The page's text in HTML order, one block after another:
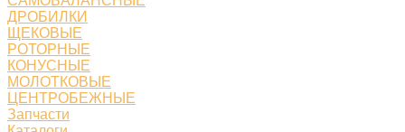
ДРОБИЛКИ
ЩЕКОВЫЕ
РОТОРНЫЕ
КОНУСНЫЕ
МОЛОТКОВЫЕ
ЦЕНТРОБЕЖНЫЕ
Запчасти